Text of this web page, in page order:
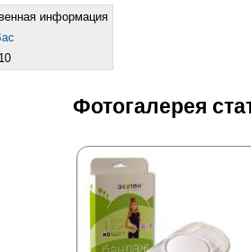
информация
Фотогалерея